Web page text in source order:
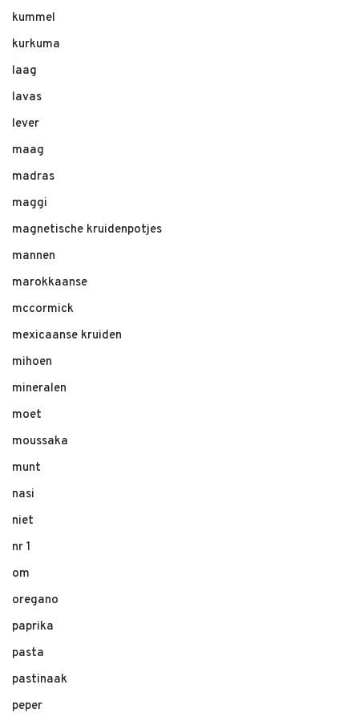
kummel
kurkuma
laag
lavas
lever
maag
madras
maggi
magnetische kruidenpotjes
mannen
marokkaanse
mccormick
mexicaanse kruiden
mihoen
mineralen
moet
moussaka
munt
nasi
niet
nr 1
om
oregano
paprika
pasta
pastinaak
peper